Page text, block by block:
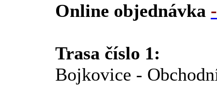
Online objednávka
Trasa číslo 1:
Bojkovice -